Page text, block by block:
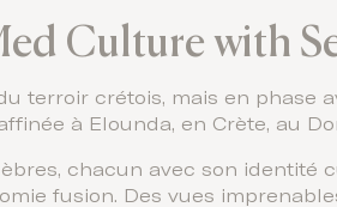
Culture with
terroir crétois, mais en phase
à Elounda, en Crète, au
chacun avec son identité
fusion. Des vues